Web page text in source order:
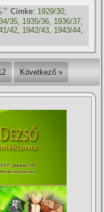
Címke: 1929/30
35, 1935/36, 1936/37,
42, 1942/43, 1943/44,
Következő »